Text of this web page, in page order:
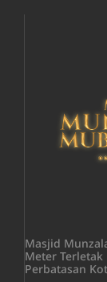
Masjid
Meter
Perbatasan